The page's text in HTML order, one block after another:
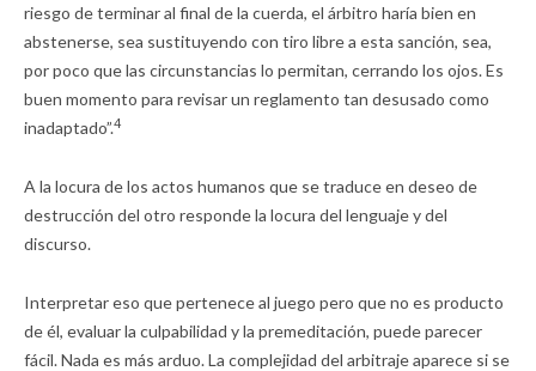
riesgo de terminar al final de la cuerda, el árbitro haría bien en
abstenerse, sea sustituyendo con tiro libre a esta sanción, sea,
por poco que las circunstancias lo permitan, cerrando los ojos. Es
buen momento para revisar un reglamento tan desusado como
inadaptado”.4
A la locura de los actos humanos que se traduce en deseo de
destrucción del otro responde la locura del lenguaje y del
discurso.
Interpretar eso que pertenece al juego pero que no es producto
de él, evaluar la culpabilidad y la premeditación, puede parecer
fácil. Nada es más arduo. La complejidad del arbitraje aparece si se